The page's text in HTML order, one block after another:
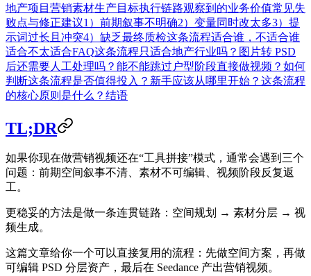
地产项目营销素材生产目标执行链路观察到的业务价值常见失
败点与修正建议1）前期叙事不明确2）变量同时改太多3）提
示词过长且冲突4）缺乏最终质检这条流程适合谁，不适合谁
适合不太适合FAQ这条流程只适合地产行业吗？ 图片转 PSD
后还需要人工处理吗？ 能不能跳过户型阶段直接做视频？ 如何
判断这条流程是否值得投入？ 新手应该从哪里开始？ 这条流程
的核心原则是什么？ 结语
TL;DR
如果你现在做营销视频还在“工具拼接”模式，通常会遇到三个
问题：前期空间叙事不清、素材不可编辑、视频阶段反复返
工。
更稳妥的方法是做一条连贯链路： 空间规划 → 素材分层 → 视
频生成。
这篇文章给你一个可以直接复用的流程：先做空间方案，再做
可编辑 PSD 分层资产，最后在 Seedance 产出营销视频。